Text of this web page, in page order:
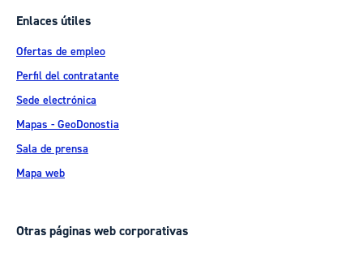
Enlaces útiles
Ofertas de empleo
Perfil del contratante
Sede electrónica
Mapas - GeoDonostia
Sala de prensa
Mapa web
Otras páginas web corporativas